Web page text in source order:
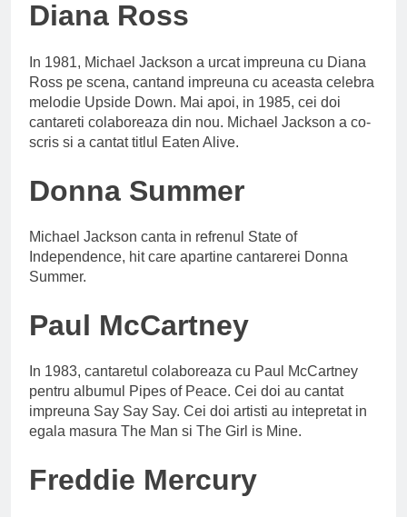
Diana Ross
In 1981, Michael Jackson a urcat impreuna cu Diana
Ross pe scena, cantand impreuna cu aceasta celebra
melodie Upside Down. Mai apoi, in 1985, cei doi
cantareti colaboreaza din nou. Michael Jackson a co-
scris si a cantat titlul Eaten Alive.
Donna Summer
Michael Jackson canta in refrenul State of
Independence, hit care apartine cantarerei Donna
Summer.
Paul McCartney
In 1983, cantaretul colaboreaza cu Paul McCartney
pentru albumul Pipes of Peace. Cei doi au cantat
impreuna Say Say Say. Cei doi artisti au intepretat in
egala masura The Man si The Girl is Mine.
Freddie Mercury